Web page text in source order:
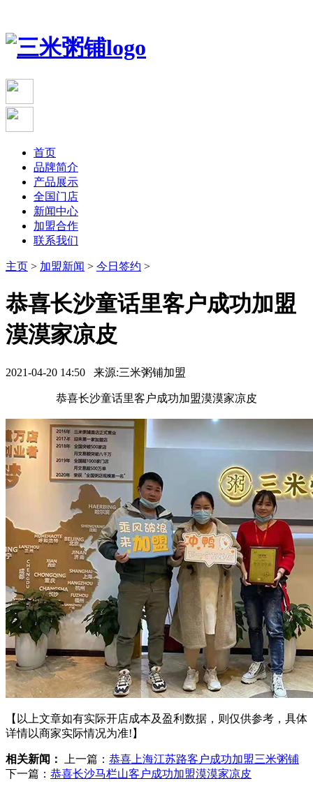
首页
品牌简介
产品展示
全国门店
新闻中心
加盟合作
联系我们
主页 > 加盟新闻 > 今日签约 >
恭喜长沙童话里客户成功加盟
漠漠家凉皮
2021-04-20 14:50 来源:三米粥铺加盟
恭喜长沙童话里客户成功加盟漠漠家凉皮
【以上文章如有实际开店成本及盈利数据，则仅供参考，具体
详情以商家实际情况为准!】
相关新闻： 上一篇： 恭喜上海江苏路客户成功加盟三米粥铺
下一篇： 恭喜长沙马栏山客户成功加盟漠漠家凉皮